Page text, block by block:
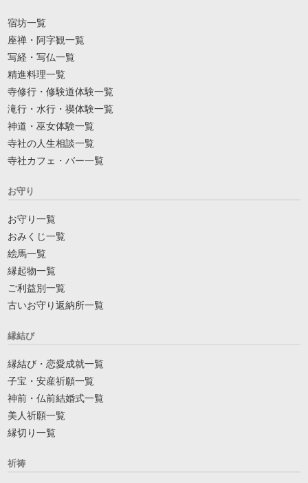
宿坊一覧
座禅・阿字観一覧
写経・写仏一覧
精進料理一覧
寺修行・修験道体験一覧
滝行・水行・禊体験一覧
神道・巫女体験一覧
寺社の人生相談一覧
寺社カフェ・バー一覧
お守り
お守り一覧
おみくじ一覧
絵馬一覧
縁起物一覧
ご利益別一覧
古いお守り返納所一覧
縁結び
縁結び・恋愛成就一覧
子宝・安産祈願一覧
神前・仏前結婚式一覧
美人祈願一覧
縁切り一覧
祈祷